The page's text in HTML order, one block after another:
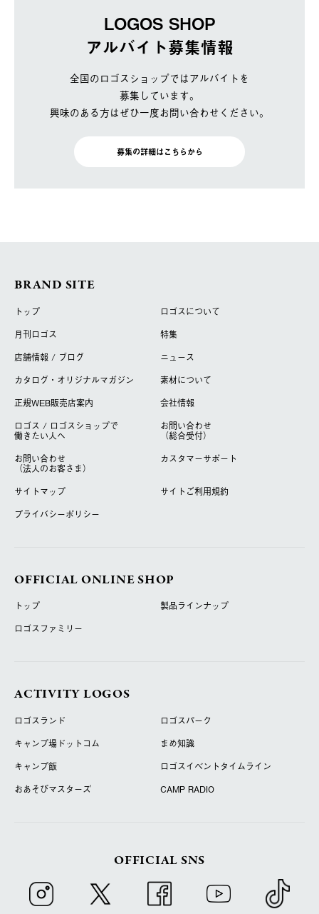
LOGOS SHOP
アルバイト募集情報
全国のロゴスショップではアルバイトを
募集しています。
興味のある方はぜひ一度お問い合わせください。
募集の詳細はこちらから
BRAND SITE
トップ
ロゴスについて
月刊ロゴス
特集
店舗情報 / ブログ
ニュース
カタログ・オリジナルマガジン
素材について
正規WEB販売店案内
会社情報
ロゴス / ロゴスショップで
働きたい人へ
お問い合わせ
（総合受付）
お問い合わせ
（法人のお客さま）
カスタマーサポート
サイトマップ
サイトご利用規約
プライバシーポリシー
OFFICIAL ONLINE SHOP
トップ
製品ラインナップ
ロゴスファミリー
ACTIVITY LOGOS
ロゴスランド
ロゴスパーク
キャンプ場ドットコム
まめ知識
キャンプ飯
ロゴスイベントタイムライン
おあそびマスターズ
CAMP RADIO
OFFICIAL SNS